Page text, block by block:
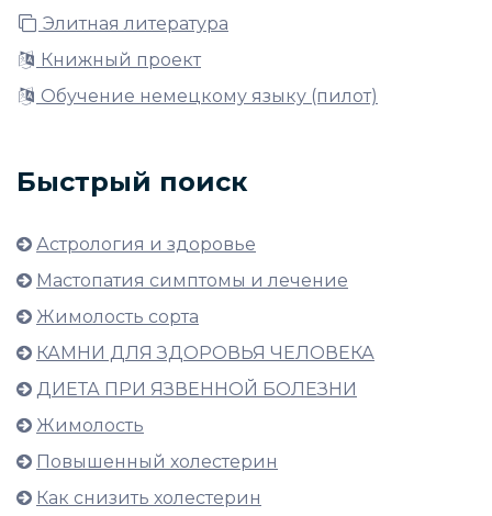
Элитная литература
Книжный проект
Обучение немецкому языку (пилот)
Быстрый поиск
Астрология и здоровье
Мастопатия симптомы и лечение
Жимолость сорта
КАМНИ ДЛЯ ЗДОРОВЬЯ ЧЕЛОВЕКА
ДИЕТА ПРИ ЯЗВЕННОЙ БОЛЕЗНИ
Жимолость
Повышенный холестерин
Как снизить холестерин